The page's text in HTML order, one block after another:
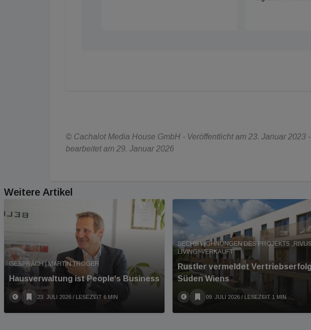
© Cachalot Media House GmbH - Veröffentlicht am 23. Januar 2023
bearbeitet am 29. Januar 2026
Weitere Artikel
GESPRÄCH | MARTIN TROGER
Hausverwaltung ist People‘s Business
23. JULI 2026 / LESEZEIT 6 MIN
SECHS WOHNUNGEN DES PROJEKTS
LIVING“ VERKAUFT
Rustler vermeldet
Süden Wiens
09. JULI 2026 / LESEZEIT 1 MIN